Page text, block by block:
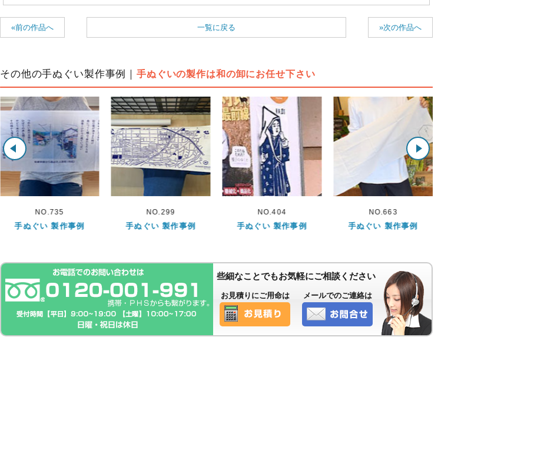
«前の作品へ »次の作品へ
一覧に戻る
その他の手ぬぐい製作事例｜手ぬぐいの製作は和の卸にお任せ下さい
NO.299
手ぬぐい 製作事例
NO.404
手ぬぐい 製作事例
NO.663
手ぬぐい 製作事例
NO.998
手ぬぐい 製作事例
些細なことでもお気軽にご相談ください
お見積りにご用命は メールでのご連絡は